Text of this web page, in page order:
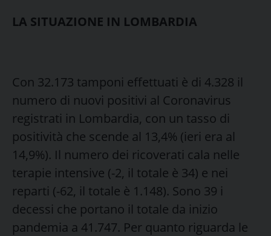
LA SITUAZIONE IN LOMBARDIA
Con 32.173 tamponi effettuati è di 4.328 il
numero di nuovi positivi al Coronavirus
registrati in Lombardia, con un tasso di
positività che scende al 13,4% (ieri era al
14,9%). Il numero dei ricoverati cala nelle
terapie intensive (-2, il totale è 34) e nei
reparti (-62, il totale è 1.148). Sono 39 i
decessi che portano il totale da inizio
pandemia a 41.747. Per quanto riguarda le